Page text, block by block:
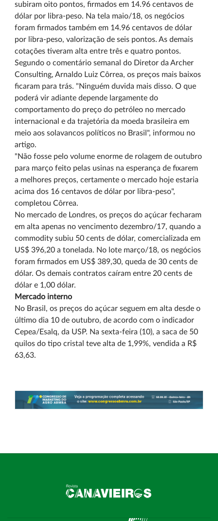
subiram oito pontos, firmados em 14.96 centavos de
dólar por libra-peso. Na tela maio/18, os negócios
foram firmados também em 14.96 centavos de dólar
por libra-peso, valorização de seis pontos. As demais
cotações tiveram alta entre três e quatro pontos.
Segundo o comentário semanal do Diretor da Archer
Consulting, Arnaldo Luiz Côrrea, os preços mais baixos
ficaram para trás. "Ninguém duvida mais disso. O que
poderá vir adiante depende largamente do
comportamento do preço do petróleo no mercado
internacional e da trajetória da moeda brasileira em
meio aos solavancos políticos no Brasil", informou no
artigo.
"Não fosse pelo volume enorme de rolagem de outubro
para março feito pelas usinas na esperança de fixarem
a melhores preços, certamente o mercado hoje estaria
acima dos 16 centavos de dólar por libra-peso",
completou Côrrea.
No mercado de Londres, os preços do açúcar fecharam
em alta apenas no vencimento dezembro/17, quando a
commodity subiu 50 cents de dólar, comercializada em
US$ 396,20 a tonelada. No lote março/18, os negócios
foram firmados em US$ 389,30, queda de 30 cents de
dólar. Os demais contratos caíram entre 20 cents de
dólar e 1,00 dólar.
Mercado interno
No Brasil, os preços do açúcar seguem em alta desde o
último dia 10 de outubro, de acordo com o indicador
Cepea/Esalq, da USP. Na sexta-feira (10), a saca de 50
quilos do tipo cristal teve alta de 1,99%, vendida a R$
63,63.